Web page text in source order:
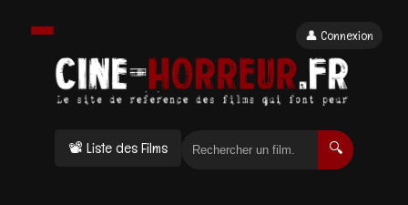
📽 Liste des Films 🔍
👤 Connexion